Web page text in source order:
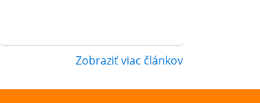
Zobraziť viac článkov